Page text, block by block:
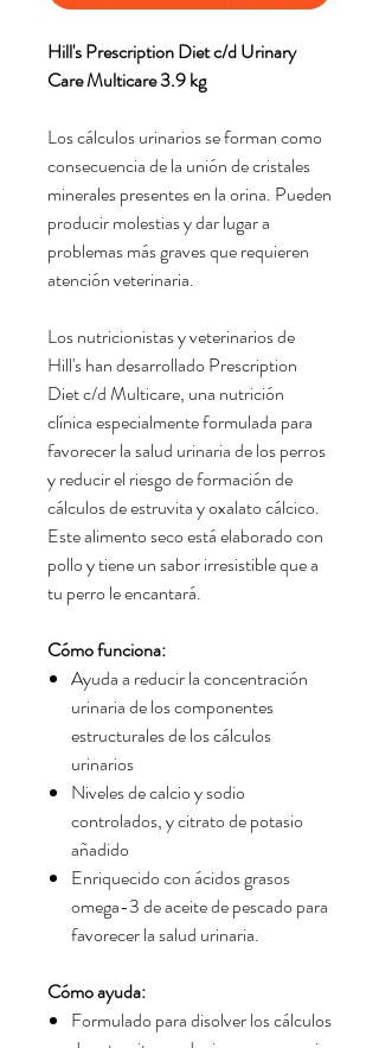
Hill's Prescription Diet c/d Urinary
Care Multicare 3.9 kg
Los cálculos urinarios se forman como
consecuencia de la unión de cristales
minerales presentes en la orina. Pueden
producir molestias y dar lugar a
problemas más graves que requieren
atención veterinaria.
Los nutricionistas y veterinarios de
Hill's han desarrollado Prescription
Diet c/d Multicare, una nutrición
clínica especialmente formulada para
favorecer la salud urinaria de los perros
y reducir el riesgo de formación de
cálculos de estruvita y oxalato cálcico.
Este alimento seco está elaborado con
pollo y tiene un sabor irresistible que a
tu perro le encantará.
Cómo funciona:
Ayuda a reducir la concentración
urinaria de los componentes
estructurales de los cálculos
urinarios
Niveles de calcio y sodio
controlados, y citrato de potasio
añadido
Enriquecido con ácidos grasos
omega-3 de aceite de pescado para
favorecer la salud urinaria.
Cómo ayuda:
Formulado para disolver los cálculos